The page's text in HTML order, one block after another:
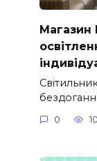
Магазин
0 10